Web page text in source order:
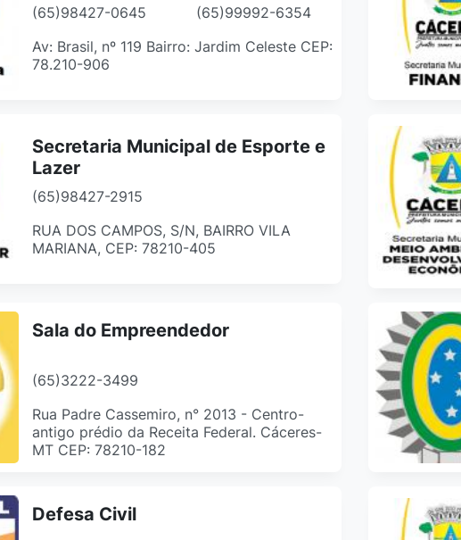
(65)98427-0645
(65)99992-6354
Av: Brasil, nº 119 Bairro: Jardim Celeste CEP:
78.210-906
Secretaria Municipal de Esporte e
Lazer
(65)98427-2915
RUA DOS CAMPOS, S/N, BAIRRO VILA
MARIANA, CEP: 78210-405
Sala do Empreendedor
(65)3222-3499
Rua Padre Cassemiro, n° 2013 - Centro-
antigo prédio da Receita Federal. Cáceres-
MT CEP: 78210-182
Defesa Civil